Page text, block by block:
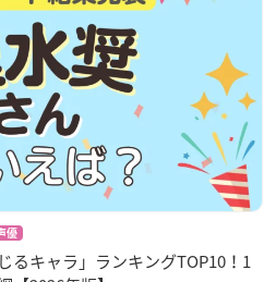
優
るキャラ」ランキングTOP10！1